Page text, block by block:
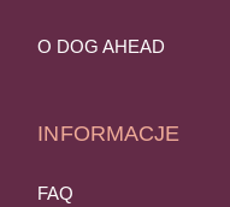
O DOG AHEAD
INFORMACJE
FAQ